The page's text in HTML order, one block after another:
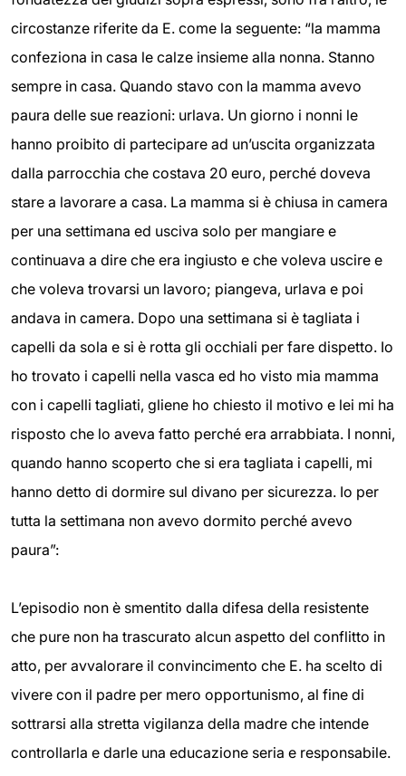
circostanze riferite da E. come la seguente: “la mamma
confeziona in casa le calze insieme alla nonna. Stanno
sempre in casa. Quando stavo con la mamma avevo
paura delle sue reazioni: urlava. Un giorno i nonni le
hanno proibito di partecipare ad un’uscita organizzata
dalla parrocchia che costava 20 euro, perché doveva
stare a lavorare a casa. La mamma si è chiusa in camera
per una settimana ed usciva solo per mangiare e
continuava a dire che era ingiusto e che voleva uscire e
che voleva trovarsi un lavoro; piangeva, urlava e poi
andava in camera. Dopo una settimana si è tagliata i
capelli da sola e si è rotta gli occhiali per fare dispetto. Io
ho trovato i capelli nella vasca ed ho visto mia mamma
con i capelli tagliati, gliene ho chiesto il motivo e lei mi ha
risposto che lo aveva fatto perché era arrabbiata. I nonni,
quando hanno scoperto che si era tagliata i capelli, mi
hanno detto di dormire sul divano per sicurezza. Io per
tutta la settimana non avevo dormito perché avevo
paura”:
L’episodio non è smentito dalla difesa della resistente
che pure non ha trascurato alcun aspetto del conflitto in
atto, per avvalorare il convincimento che E. ha scelto di
vivere con il padre per mero opportunismo, al fine di
sottrarsi alla stretta vigilanza della madre che intende
controllarla e darle una educazione seria e responsabile.